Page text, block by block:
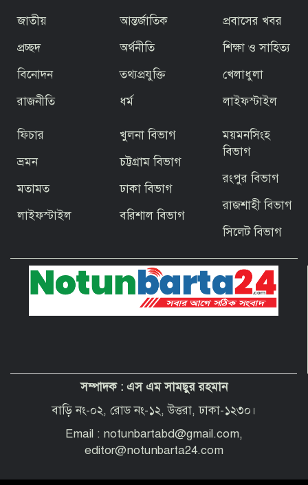
বাজেটকে সময়োপযোগী ও জনকল্যাণমুখী
আখ্যা দিলেন মাওলানা এম.এ. করিম ইবনে
তৃতীয় ধাপে ফ্যামিলি কার্ড বিতরণ কার্যক্রমের
উদ্বোধন প্রধানমন্ত্রীর
জিয়ার স্বাধীনতার ঘোষণার অভয়মন্ত্রে যুদ্ধে
বাগেরহাটের ফকিরহাটে শেষ মুহূর্তে ব্যস্ত সময়
পার করছেন কামারশিল্পীরা
দেশবাসীকে প্রধানমন্ত্রীর ঈদুল আজহার
শুভেচ্ছা
“অপরাধী যেই হোক, তার কোনো ছাড় নয়”—
বাগেরহাটের নবাগত পুলিশ সুপার
জাতীয়
প্রচ্ছদ
বিনোদন
রাজনীতি
আন্তর্জাতিক
অর্থনীতি
তথ্যপ্রযুক্তি
ধর্ম
প্রবাসের খবর
শিক্ষা ও সাহিত্য
খেলাধুলা
লাইফস্টাইল
ফিচার
ভ্রমন
মতামত
লাইফস্টাইল
খুলনা বিভাগ
চট্টগ্রাম বিভাগ
ঢাকা বিভাগ
বরিশাল বিভাগ
ময়মনসিংহ
বিভাগ
রংপুর বিভাগ
রাজশাহী বিভাগ
সিলেট বিভাগ
সম্পাদক : এস এম সামছুর রহমান
বাড়ি নং-০২, রোড নং-১২, উত্তরা, ঢাকা-১২৩০।
Email : notunbartabd@gmail.com,
editor@notunbarta24.com